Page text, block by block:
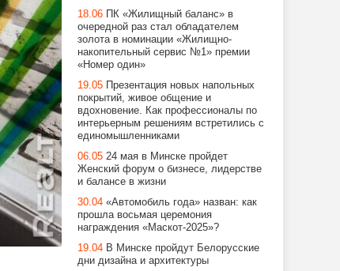
18.06 ПК «Жилищный баланс» в
очередной раз стал обладателем
золота в номинации «Жилищно-
накопительный сервис №1» премии
«Номер один»
19.05 Презентация новых напольных
покрытий, живое общение и
вдохновение. Как профессионалы по
интерьерным решениям встретились с
единомышленниками
06.05 24 мая в Минске пройдет
Женский форум о бизнесе, лидерстве
и балансе в жизни
30.04 «Автомобиль года» назван: как
прошла восьмая церемония
награждения «Маскот-2025»?
19.04 В Минске пройдут Белорусские
дни дизайна и архитектуры